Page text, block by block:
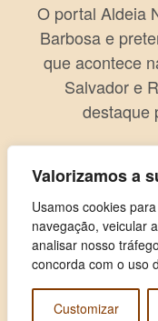
Valorizamos a
Usamos cookies
navegação, veicular
analisar nosso
concorda com o uso
Customizar
O portal Aldeia
Barbosa e
que acontece
Salvador e
destaque